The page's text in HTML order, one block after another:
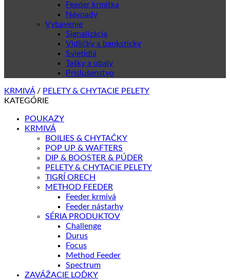
Feeder krmítka
Návnady
Vybavenie
Signalizácia
Vidličky a banksticky
Svietidlá
Tašky a obaly
Príslušenstvo
KRMIVÁ / PELETY & CHYTACIE PELETY
KATEGÓRIE
POUKAZY
KRMIVÁ
BOILIES & CHYTAČKY
POP UP & WAFTERS
DIP & BOOSTER & PÚDER
PELETY & CHYTACIE PELETY
TIGRÍ ORECH
METHOD FEEDER
Feeder krmivá
Feeder nástarhy
SÉRIA PRODUKTOV
Challenge
Durus
Focus
Method Feeder
Spectrum
ZAVÁŽACIE LOĎKY